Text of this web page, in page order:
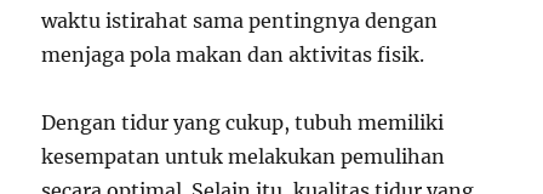
waktu istirahat sama pentingnya dengan
menjaga pola makan dan aktivitas fisik.
Dengan tidur yang cukup, tubuh memiliki
kesempatan untuk melakukan pemulihan